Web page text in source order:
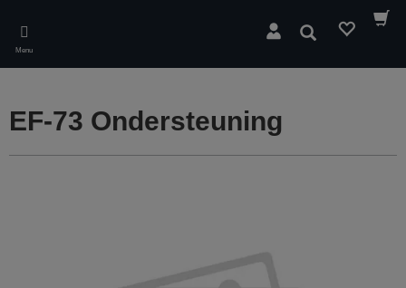
main
content
Menu
Zoeken
EF-73 Ondersteuning